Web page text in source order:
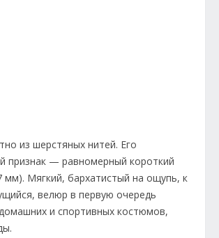
из шерстяных нитей. Его
признак — равномерный короткий
мм). Мягкий, бархатистый на ощупь, к
велюр в первую очередь
и спортивных костюмов,